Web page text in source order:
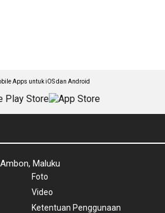
Apps untuk iOS dan Android
Maluku
Foto
Video
Ketentuan Penggunaan